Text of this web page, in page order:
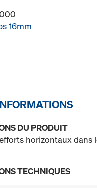
16mm
DU PRODUIT
horizontaux dans
TECHNIQUES